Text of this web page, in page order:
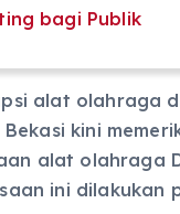
bagi Publik
alat olahraga
kini
alat olahraga
ini